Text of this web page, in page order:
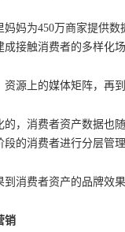
妈为450万商家提供
接触消费者的多样化场
资源上的媒体矩阵，再
的，消费者资产数据也
的消费者进行分层管理
到消费者资产的品牌效
销